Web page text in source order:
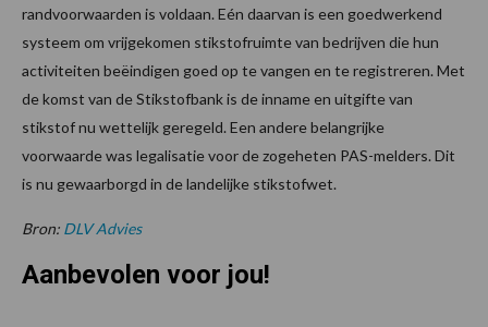
randvoorwaarden is voldaan. Eén daarvan is een goedwerkend
systeem om vrijgekomen stikstofruimte van bedrijven die hun
activiteiten beëindigen goed op te vangen en te registreren. Met
de komst van de Stikstofbank is de inname en uitgifte van
stikstof nu wettelijk geregeld. Een andere belangrijke
voorwaarde was legalisatie voor de zogeheten PAS-melders. Dit
is nu gewaarborgd in de landelijke stikstofwet.
Bron: DLV Advies
Aanbevolen voor jou!